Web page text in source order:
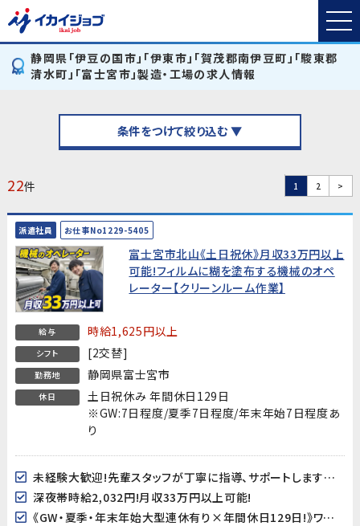
静岡県「伊豆の国市」「伊東市」「賀茂郡南伊豆町」「駿東郡
清水町」「富士宮市」製造・工場の求人情報
条件をつけて絞り込む ▼
22件 1 2 >
派遣社員 お仕事No1229-5405
富士宮市北山《土日祝休》月収33万円以上
可能!フィルムに糊を塗布する機械のオペ
レーター【クリーンルーム作業】
給与 時給1,625円以上
シフト [2交替]
勤務地 静岡県富士宮市
休日
土日祝休み 年間休日129日
※GW:7日程度/夏季7日程度/年末年始7日程度あ
り
未経験大歓迎!先輩スタッフが丁寧に指導、サポートしますので安心してスタートできます!
深夜帯時給2,032円!月収33万円以上可能!
《GW・夏季・年末年始大型連休有り×年間休日129日!》ワークライフバランスも取り易い♪